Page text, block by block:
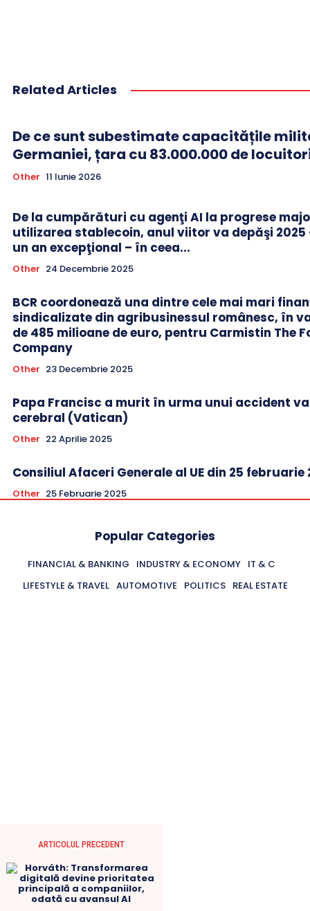
Related Articles
De ce sunt subestimate capacitățile
Germaniei, țara cu 83.000.000 de
Other 11 Iunie 2026
De la cumpărături cu agenţi AI la progrese
utilizarea stablecoin, anul viitor va depăşi 2025
un an excepţional – în ceea...
Other 24 Decembrie 2025
BCR coordonează una dintre cele mai mari
sindicalizate din agribusinessul românesc, în
de 485 milioane de euro, pentru Carmistin The
Company
Other 23 Decembrie 2025
Papa Francisc a murit în urma unui accident
cerebral (Vatican)
Other 22 Aprilie 2025
Consiliul Afaceri Generale al UE din 25 februarie
Other 25 Februarie 2025
Popular Categories
FINANCIAL & BANKING INDUSTRY & ECONOMY IT & C
LIFESTYLE & TRAVEL AUTOMOTIVE POLITICS REAL ESTATE
ARTICOLUL PRECEDENT